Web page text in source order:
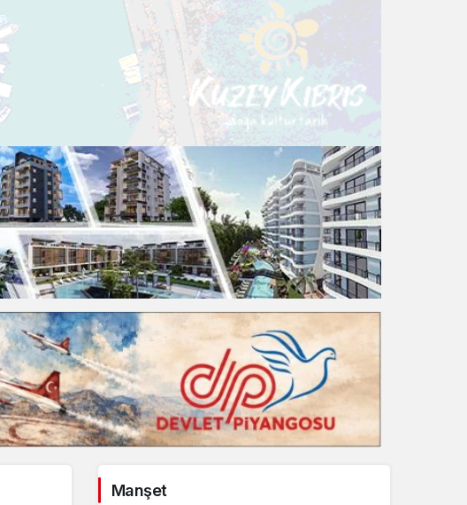
Gündüz Modu
Gündüz modunu seçin.
Gece Modu
Gece modunu seçin.
Sistem Modu
Sistem modunu seçin.
Manşet